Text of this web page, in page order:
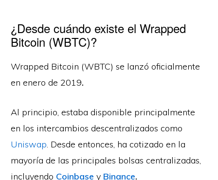
¿Desde cuándo existe el Wrapped
Bitcoin (WBTC)?
Wrapped Bitcoin (WBTC) se lanzó oficialmente
en enero de 2019.
Al principio, estaba disponible principalmente
en los intercambios descentralizados como
Uniswap. Desde entonces, ha cotizado en la
mayoría de las principales bolsas centralizadas,
incluyendo Coinbase y Binance.